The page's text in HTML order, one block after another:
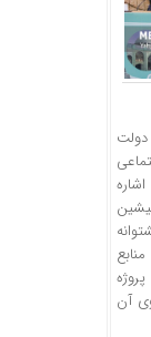
دولت
هزار همت پروژه
آن